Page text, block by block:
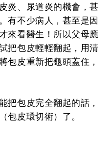
炎、尿道炎的機會，甚
有不少病人，甚至是因
來看醫生！所以父母應
把包皮輕輕翻起，用清
包皮重新把龜頭蓋住，
把包皮完全翻起的話，
包皮環切術）了。